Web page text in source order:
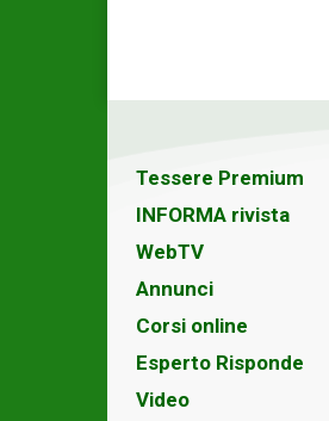
Tessere Premium
INFORMA rivista
WebTV
Annunci
Corsi online
Esperto Risponde
Video